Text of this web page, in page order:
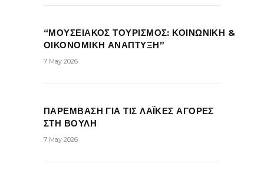
“ΜΟΥΣΕΙΑΚΟΣ ΤΟΥΡΙΣΜΟΣ: ΚΟΙΝΩΝΙΚΗ &
ΟΙΚΟΝΟΜΙΚΗ ΑΝΑΠΤΥΞΗ”
7 May 2026
ΠΑΡΕΜΒΑΣΗ ΓΙΑ ΤΙΣ ΛΑΪΚΕΣ ΑΓΟΡΕΣ
ΣΤΗ ΒΟΥΛΗ
7 May 2026